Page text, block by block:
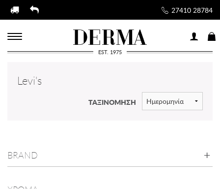
27410 28784
EST. 1975
Levi's
ΤΑΞΙΝΟΜΗΣΗ
BRAND